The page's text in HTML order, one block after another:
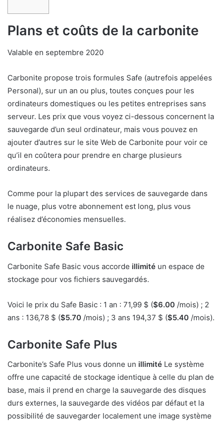
Plans et coûts de la carbonite
Valable en septembre 2020
Carbonite propose trois formules Safe (autrefois appelées
Personal), sur un an ou plus, toutes conçues pour les
ordinateurs domestiques ou les petites entreprises sans
serveur. Les prix que vous voyez ci-dessous concernent la
sauvegarde d’un seul ordinateur, mais vous pouvez en
ajouter d’autres sur le site Web de Carbonite pour voir ce
qu’il en coûtera pour prendre en charge plusieurs
ordinateurs.
Comme pour la plupart des services de sauvegarde dans
le nuage, plus votre abonnement est long, plus vous
réalisez d’économies mensuelles.
Carbonite Safe Basic
Carbonite Safe Basic vous accorde illimité un espace de
stockage pour vos fichiers sauvegardés.
Voici le prix du Safe Basic : 1 an : 71,99 $ ($6.00 /mois) ; 2
ans : 136,78 $ ($5.70 /mois) ; 3 ans 194,37 $ ($5.40 /mois).
Carbonite Safe Plus
Carbonite’s Safe Plus vous donne un illimité Le système
offre une capacité de stockage identique à celle du plan de
base, mais il prend en charge la sauvegarde des disques
durs externes, la sauvegarde des vidéos par défaut et la
possibilité de sauvegarder localement une image système